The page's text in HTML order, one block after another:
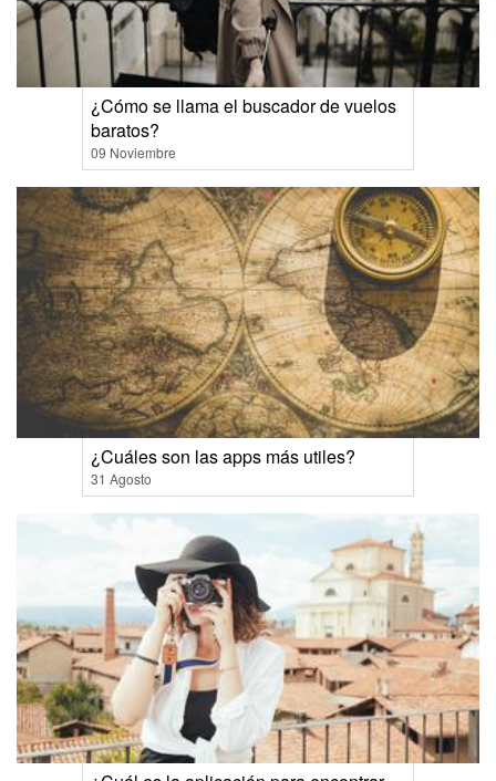
¿Cómo se llama el buscador de vuelos
baratos?
09 Noviembre
¿Cuáles son las apps más utiles?
31 Agosto